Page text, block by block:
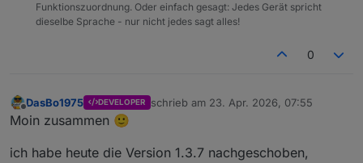
Funktionszuordnung. Oder einfach gesagt: Jedes Gerät spricht
dieselbe Sprache - nur nicht jedes sagt alles!
0
Offline
DasBo1975 DEVELOPER schrieb am 23. Apr. 2026, 07:55
zuletzt editiert von
Moin zusammen 🙂
ich habe heute die Version 1.3.7 nachgeschoben,